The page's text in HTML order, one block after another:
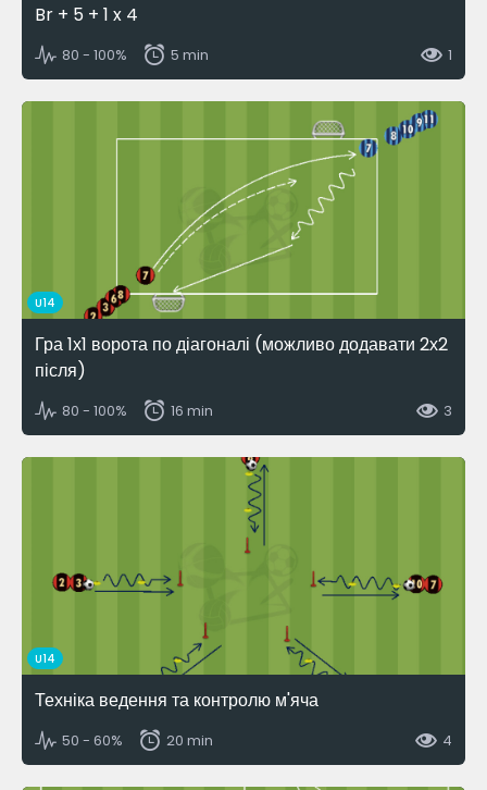
Br + 5 + 1 x 4
80 - 100% 5 min 1
U14
Гра 1х1 ворота по діагоналі (можливо додавати 2х2
після)
80 - 100% 16 min 3
U14
Техніка ведення та контролю м'яча
50 - 60% 20 min 4